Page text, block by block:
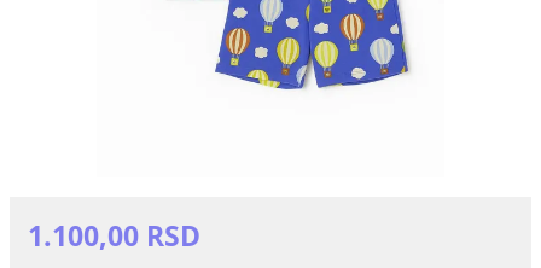
1.100,00 RSD